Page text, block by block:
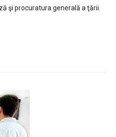
şi procuratura generală a ţării.